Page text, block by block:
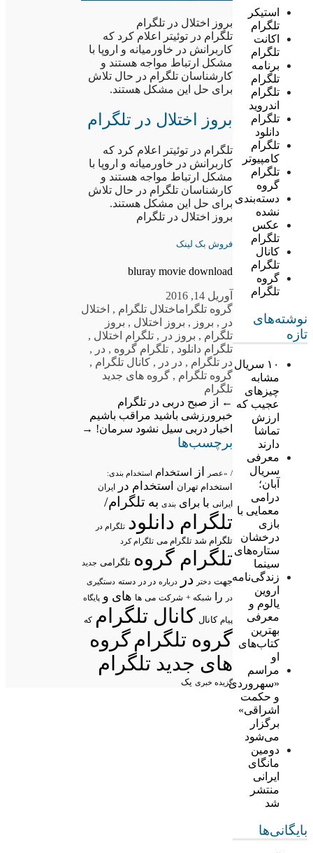
استیکر
تلگرام
اکانت
تلگرام
برنامه
تلگرام
تلگرام
اندروید
تلگرام
دانلود
تلگرام
کامپیوتر
تلگرام
گروه
دسته‌بندی
نشده
عکس
تلگرام
کانال
تلگرام
گروه
تلگرام
نوشته‌های
تازه
۱۰ سریال
مشابه
چیزهای
عجیب که
ارزش
تماشا
دارند
معرفی
سریال
آبان؛
درامی
معمایی با
بازی
درخشان
ستاره‌های
سینما
زندگی‌نامه
اروین
یالوم و
معرفی
بهترین
کتاب‌های
او
مراسم
«سهروردی
و حکمت
اشراقی»
برگزار
می‌شود
دومین
مانگای
ایرانی
منتشر
شد
بایگانی‌ها
بروز اختلال در تلگرام
تلگرام در توئیتر اعلام کرد که
کاربرانش در خاورمیانه و اروپا با
مشکل ارتباط مواجه هستند و
کارشناسان تلگرام در حال تلاش
برای حل این مشکل هستند.
بروز اختلال در تلگرام
تلگرام در توئیتر اعلام کرد که
کاربرانش در خاورمیانه و اروپا با
مشکل ارتباط مواجه هستند و
کارشناسان تلگرام در حال تلاش
برای حل این مشکل هستند.
بروز اختلال در تلگرام
فروش بک لینک
bluray movie download
آوریل 14, 2016
گروه تلگراماختلال تلگرام , اختلال
در , بروز , بروز اختلال , بروز
تلگرام , بروز در , تلگرام اختلال ,
تلگرام دانلود , تلگرام گروه , در ,
در تلگرام , در در , کانال تلگرام ,
گروه تلگرام , گروه های جدید
تلگرام
←
از صبح دربی در تلگرام
خبرورزشی باشید مراقب باشیم
اخبار دربی سیل نشود سرمان! →
برچسب‌ها
/ «عصر از استخدام استخدام بندی:
استخدام تهران استخدام در ایران
ایرانی با برای بندی به تلگرام/
تلگرام دانلود تلگرام در
تلگرام شد تلگرام می تلگرام کرد
تلگرام گروه تلگرامی جدید
جهت دختر در درباره در در دسته دستگیری
در
را شبکه + شرکت می ها های و پایگاه
پیام کانال کانال تلگرام که
گروه تلگرامگروه
های جدید تلگرام
گزیده خبری یک